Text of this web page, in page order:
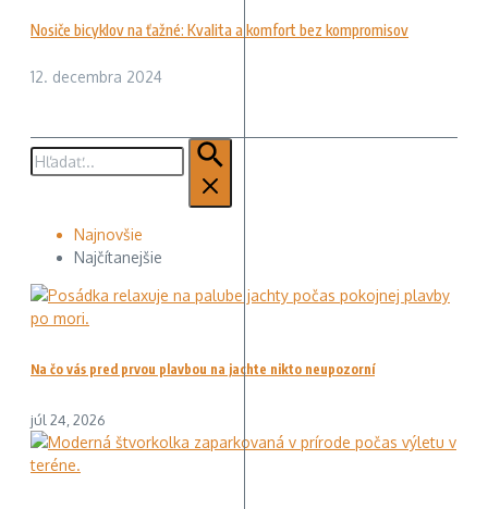
Nosiče bicyklov na ťažné: Kvalita a komfort bez kompromisov
12. decembra 2024
Hľadať:
Najnovšie
Najčítanejšie
Na čo vás pred prvou plavbou na jachte nikto neupozorní
júl 24, 2026